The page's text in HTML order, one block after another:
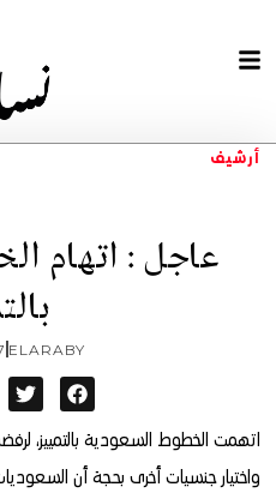
أرشيف
عاجل : اتهام
ELARABY
اتهمت الخطوط السعودية بالتمييز،
واختيار جنسيات أخرى بحجة أن